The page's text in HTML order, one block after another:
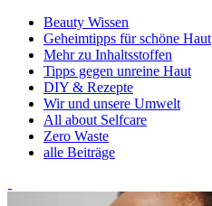
Beauty Wissen
Geheimtipps für schöne Haut
Mehr zu Inhaltsstoffen
Tipps gegen unreine Haut
DIY & Rezepte
Wir und unsere Umwelt
All about Selfcare
Zero Waste
alle Beiträge